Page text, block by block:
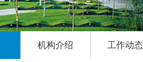
机构介绍 工作动态